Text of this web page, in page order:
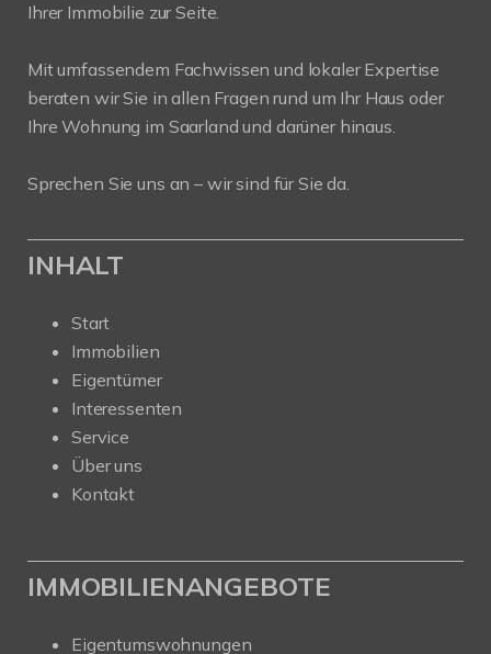
Ihrer Immobilie zur Seite.
Mit umfassendem Fachwissen und lokaler Expertise
beraten wir Sie in allen Fragen rund um Ihr Haus oder
Ihre Wohnung im Saarland und darüner hinaus.
Sprechen Sie uns an – wir sind für Sie da.
INHALT
Start
Immobilien
Eigentümer
Interessenten
Service
Über uns
Kontakt
IMMOBILIENANGEBOTE
Eigentumswohnungen